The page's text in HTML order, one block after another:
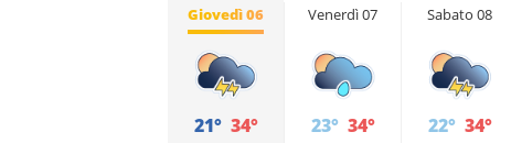
Giovedì 06
21° 34°
Venerdì 07
23° 34°
Sabato 08
22° 34°